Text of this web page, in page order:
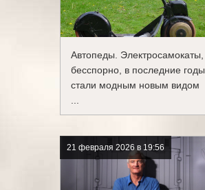
Автопеды. Электросамокаты,
бесспорно, в последние годы
стали модным новым видом
21 февраля 2026 в 19:56